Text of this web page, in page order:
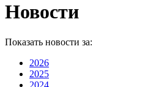
Новости
Показать новости за:
2026
2025
2024